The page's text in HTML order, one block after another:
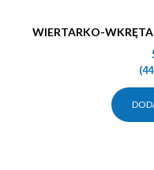
WIERTARKO-
(